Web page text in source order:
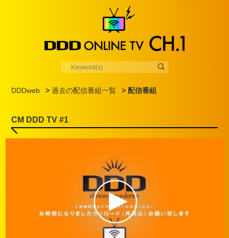
DDDweb >過去の配信番組一覧 > 配信番組
CM DDD TV #1